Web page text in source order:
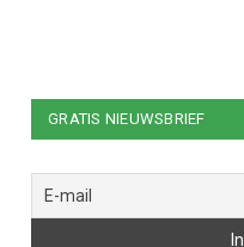
GRATIS NIEUWSBRIEF